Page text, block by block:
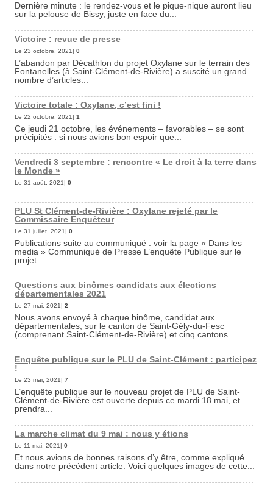
Dernière minute : le rendez-vous et le pique-nique auront lieu
sur la pelouse de Bissy, juste en face du...
Victoire : revue de presse
Le 23 octobre, 2021| 0
L’abandon par Décathlon du projet Oxylane sur le terrain des
Fontanelles (à Saint-Clément-de-Rivière) a suscité un grand
nombre d’articles...
Victoire totale : Oxylane, c’est fini !
Le 22 octobre, 2021| 1
Ce jeudi 21 octobre, les événements – favorables – se sont
précipités : si nous avions bon espoir que...
Vendredi 3 septembre : rencontre « Le droit à la terre dans
le Monde »
Le 31 août, 2021| 0
PLU St Clément-de-Rivière : Oxylane rejeté par le
Commissaire Enquêteur
Le 31 juillet, 2021| 0
Publications suite au communiqué : voir la page « Dans les
media » Communiqué de Presse L’enquête Publique sur le
projet...
Questions aux binômes candidats aux élections
départementales 2021
Le 27 mai, 2021| 2
Nous avons envoyé à chaque binôme, candidat aux
départementales, sur le canton de Saint-Gély-du-Fesc
(comprenant Saint-Clément-de-Rivière) et cinq cantons...
Enquête publique sur le PLU de Saint-Clément : participez
!
Le 23 mai, 2021| 7
L’enquête publique sur le nouveau projet de PLU de Saint-
Clément-de-Rivière est ouverte depuis ce mardi 18 mai, et
prendra...
La marche climat du 9 mai : nous y étions
Le 11 mai, 2021| 0
Et nous avions de bonnes raisons d’y être, comme expliqué
dans notre précédent article. Voici quelques images de cette...